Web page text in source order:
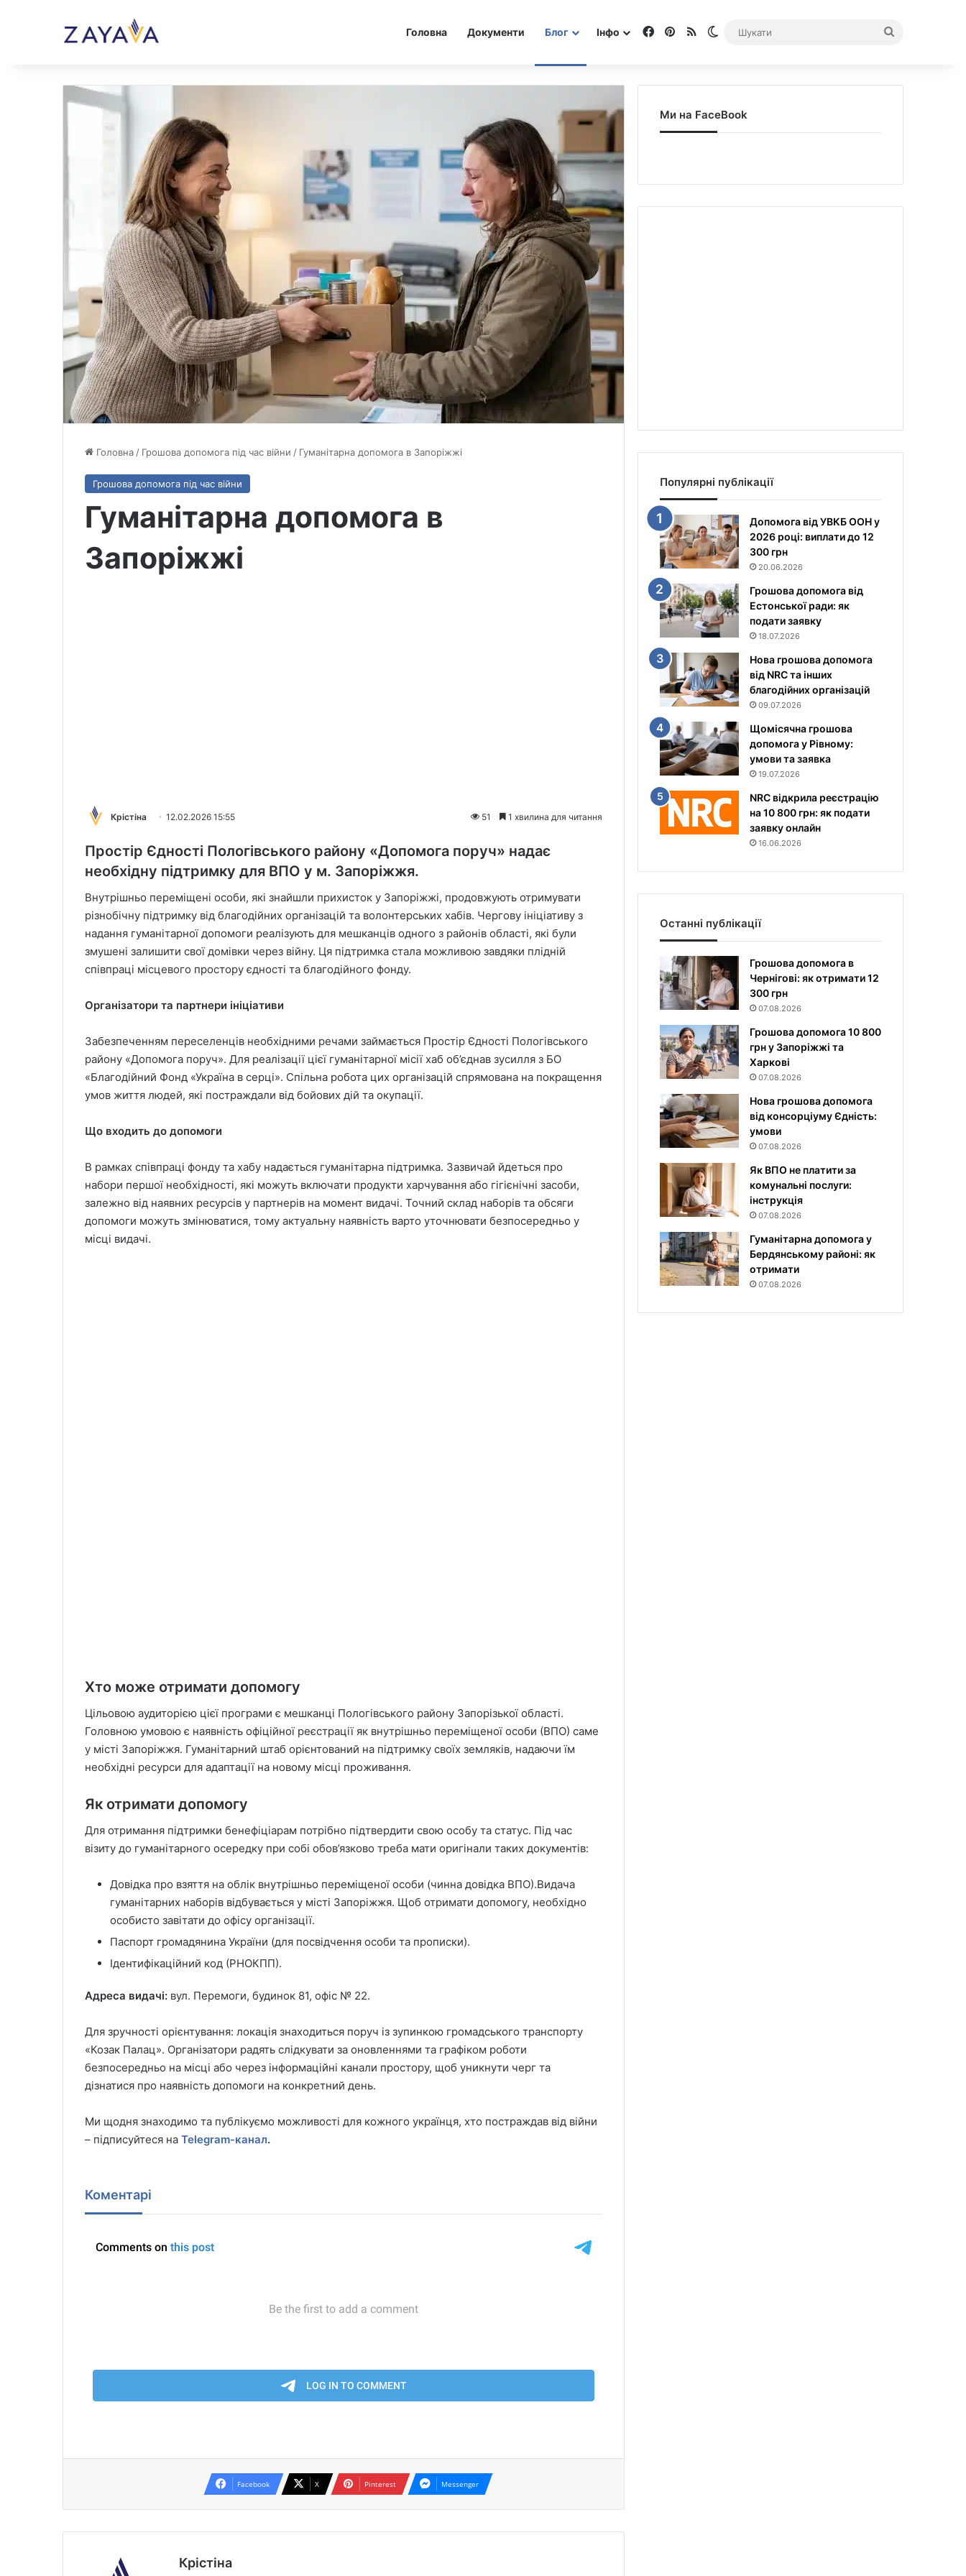
Головна Документи Блог Інфо Facebook
Pinterest
RSS Switch skin
Головна / Грошова допомога під час війни / Гуманітарна допомога в Запоріжжі
Грошова допомога під час війни
Гуманітарна допомога в
Запоріжжі
Крістіна 12.02.2026 15:55 51 1 хвилина для читання
Простір Єдності Пологівського району «Допомога поруч» надає
необхідну підтримку для ВПО у м. Запоріжжя.
Внутрішньо переміщені особи, які знайшли прихисток у Запоріжжі, продовжують отримувати
різнобічну підтримку від благодійних організацій та волонтерських хабів. Чергову ініціативу з
надання гуманітарної допомоги реалізують для мешканців одного з районів області, які були
змушені залишити свої домівки через війну. Ця підтримка стала можливою завдяки плідній
співпраці місцевого простору єдності та благодійного фонду.
Організатори та партнери ініціативи
Забезпеченням переселенців необхідними речами займається Простір Єдності Пологівського
району «Допомога поруч». Для реалізації цієї гуманітарної місії хаб об’єднав зусилля з БО
«Благодійний Фонд «Україна в серці». Спільна робота цих організацій спрямована на покращення
умов життя людей, які постраждали від бойових дій та окупації.
Що входить до допомоги
В рамках співпраці фонду та хабу надається гуманітарна підтримка. Зазвичай йдеться про
набори першої необхідності, які можуть включати продукти харчування або гігієнічні засоби,
залежно від наявних ресурсів у партнерів на момент видачі. Точний склад наборів та обсяги
допомоги можуть змінюватися, тому актуальну наявність варто уточнювати безпосередньо у
місці видачі.
Хто може отримати допомогу
Цільовою аудиторією цієї програми є мешканці Пологівського району Запорізької області.
Головною умовою є наявність офіційної реєстрації як внутрішньо переміщеної особи (ВПО) саме
у місті Запоріжжя. Гуманітарний штаб орієнтований на підтримку своїх земляків, надаючи їм
необхідні ресурси для адаптації на новому місці проживання.
Як отримати допомогу
Для отримання підтримки бенефіціарам потрібно підтвердити свою особу та статус. Під час
візиту до гуманітарного осередку при собі обов’язково треба мати оригінали таких документів:
Довідка про взяття на облік внутрішньо переміщеної особи (чинна довідка ВПО).Видача
гуманітарних наборів відбувається у місті Запоріжжя. Щоб отримати допомогу, необхідно
особисто завітати до офісу організації.
Паспорт громадянина України (для посвідчення особи та прописки).
Ідентифікаційний код (РНОКПП).
Адреса видачі: вул. Перемоги, будинок 81, офіс № 22.
Для зручності орієнтування: локація знаходиться поруч із зупинкою громадського транспорту
«Козак Палац». Організатори радять слідкувати за оновленнями та графіком роботи
безпосередньо на місці або через інформаційні канали простору, щоб уникнути черг та
дізнатися про наявність допомоги на конкретний день.
Ми щодня знаходимо та публікуємо можливості для кожного українця, хто постраждав від війни
– підписуйтеся на Telegram-канал.
Коментарі
Facebook X Pinterest Messenger
Крістіна
Ми на FaceBook
Популярні публікації
Допомога від УВКБ ООН у
2026 році: виплати до 12
300 грн
20.06.2026
Грошова допомога від
Естонської ради: як
подати заявку
18.07.2026
Нова грошова допомога
від NRC та інших
благодійних організацій
09.07.2026
Щомісячна грошова
допомога у Рівному:
умови та заявка
19.07.2026
NRC відкрила реєстрацію
на 10 800 грн: як подати
заявку онлайн
16.06.2026
Останні публікації
Грошова допомога в
Чернігові: як отримати 12
300 грн
07.08.2026
Грошова допомога 10 800
грн у Запоріжжі та
Харкові
07.08.2026
Нова грошова допомога
від консорціуму Єдність:
умови
07.08.2026
Як ВПО не платити за
комунальні послуги:
інструкція
07.08.2026
Гуманітарна допомога у
Бердянському районі: як
отримати
07.08.2026